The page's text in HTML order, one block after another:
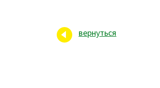
вернуться